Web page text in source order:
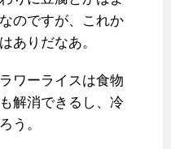
のですが、これか
ありだなあ。
ワーライスは食物
解消できるし、冷
う。